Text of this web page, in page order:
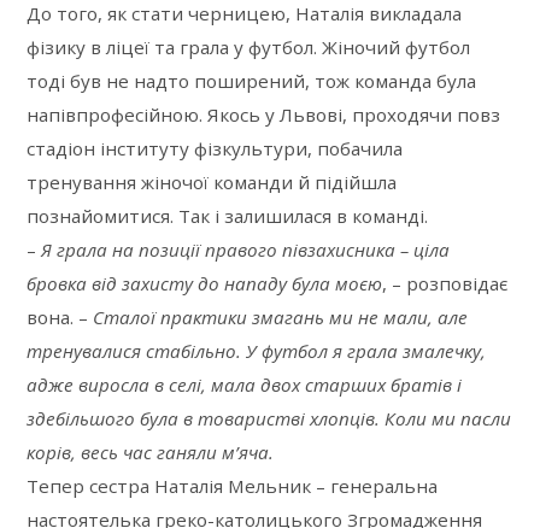
До того, як стати черницею, Наталія викладала
фізику в ліцеї та грала у футбол. Жіночий футбол
тоді був не надто поширений, тож команда була
напівпрофесійною. Якось у Львові, проходячи повз
стадіон інституту фізкультури, побачила
тренування жіночої команди й підійшла
познайомитися. Так і залишилася в команді.
–Я грала на позиції правого півзахисника – ціла
бровка від захисту до нападу була моєю, – розповідає
вона. – Сталої практики змагань ми не мали, але
тренувалися стабільно. У футбол я грала змалечку,
адже виросла в селі, мала двох старших братів і
здебільшого була в товаристві хлопців. Коли ми пасли
корів, весь час ганяли м’яча.
Тепер сестра Наталія Мельник – генеральна
настоятелька греко-католицького Згромадження